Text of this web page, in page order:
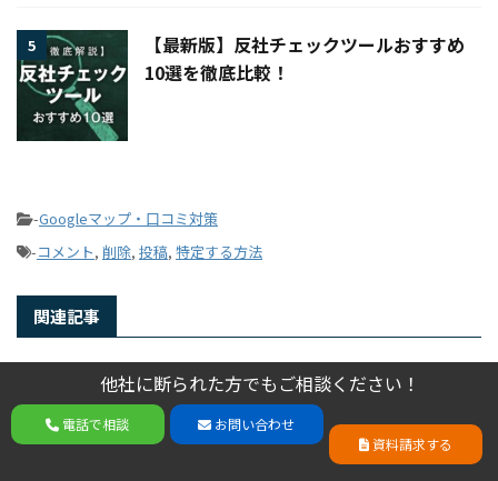
他社に断られた方でもご相談ください！
電話で相談 お問い合わせ 資料請求する
5
【最新版】反社チェックツールおすすめ
10選を徹底比較！
-Googleマップ・口コミ対策
-コメント, 削除, 投稿, 特定する方法
関連記事
Google口コミを消す方法は？削除できる
基準と具体的な申請3ステップ
他社に断られた方でもご相談ください！
電話で相談
お問い合わせ
資料請求する